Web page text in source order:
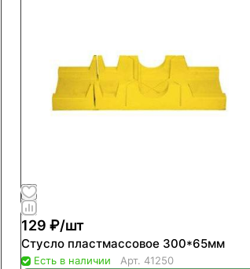
129 ₽/шт
Стусло пластмассовое 300*65мм
Есть в наличии Арт. 41250